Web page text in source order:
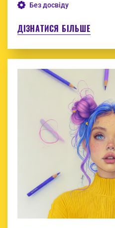
Без досвіду
ДІЗНАТИСЯ БІЛЬШЕ